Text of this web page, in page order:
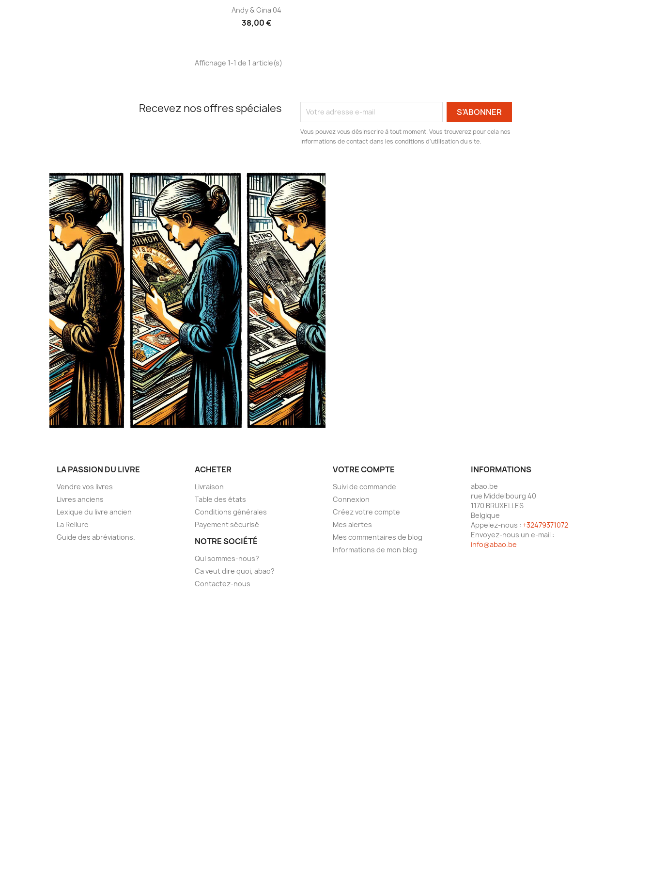
Aperçu rapide
Andy & Gina 04
38,00 €
Affichage 1-1 de 1 article(s)
Recevez nos offres spéciales
Vous pouvez vous désinscrire à tout moment. Vous trouverez pour cela nos
informations de contact dans les conditions d'utilisation du site.
LA PASSION DU LIVRE
Vendre vos livres
Livres anciens
Lexique du livre ancien
La Reliure
Guide des abréviations.
ACHETER
Livraison
Table des états
Conditions générales
Payement sécurisé
NOTRE SOCIÉTÉ
Qui sommes-nous?
Ca veut dire quoi, abao?
Contactez-nous
VOTRE COMPTE
Suivi de commande
Connexion
Créez votre compte
Mes alertes
Mes commentaires de blog
Informations de mon blog
INFORMATIONS
abao.be
rue Middelbourg 40
1170 BRUXELLES
Belgique
Appelez-nous : +32479371072
Envoyez-nous un e-mail :
info@abao.be